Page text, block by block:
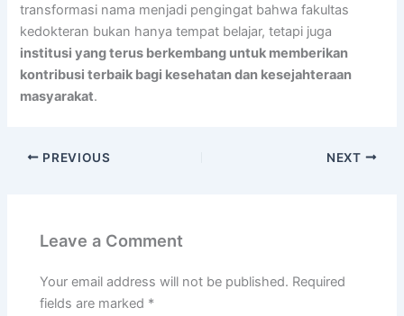
transformasi nama menjadi pengingat bahwa fakultas
kedokteran bukan hanya tempat belajar, tetapi juga
institusi yang terus berkembang untuk memberikan
kontribusi terbaik bagi kesehatan dan kesejahteraan
masyarakat.
PREVIOUS NEXT
Leave a Comment
Your email address will not be published. Required
fields are marked *